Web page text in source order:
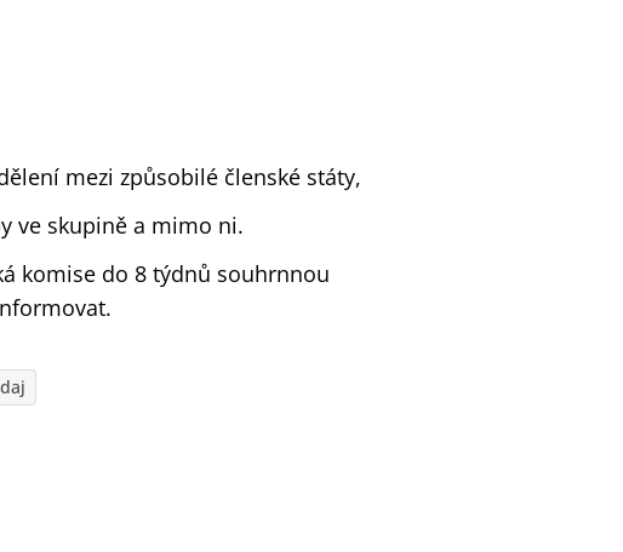
mezi způsobilé členské státy,
ve skupině a mimo ni.
komise do 8 týdnů souhrnnou